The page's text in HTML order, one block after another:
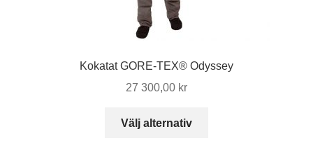
Kokatat GORE-TEX® Odyssey
27 300,00 kr
Välj alternativ